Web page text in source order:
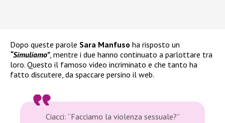
Dopo queste parole Sara Manfuso ha risposto un
“Simuliamo”, mentre i due hanno continuato a parlottare tra
loro. Questo il famoso video incriminato e che tanto ha
fatto discutere, da spaccare persino il web.
Ciacci: “Facciamo la violenza sessuale?”